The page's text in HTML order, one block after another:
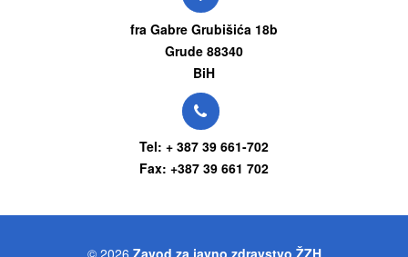
fra Gabre Grubišića 18b
Grude 88340
BiH
Tel: + 387 39 661-702
Fax: +387 39 661 702